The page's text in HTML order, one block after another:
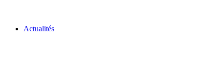
Actualités